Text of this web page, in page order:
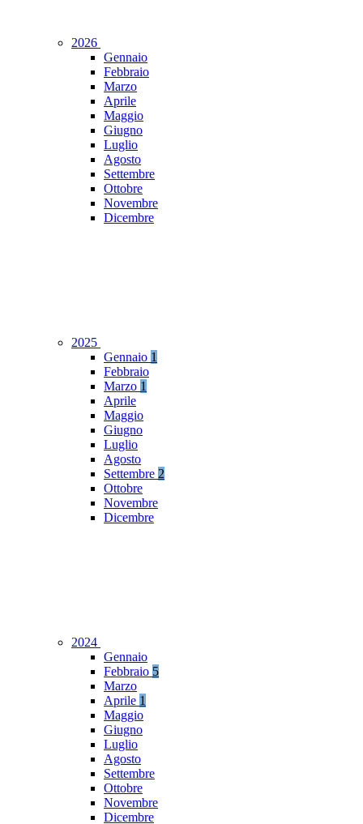
2026
Gennaio
Febbraio
Marzo
Aprile
Maggio
Giugno
Luglio
Agosto
Settembre
Ottobre
Novembre
Dicembre
2025
Gennaio 1
Febbraio
Marzo 1
Aprile
Maggio
Giugno
Luglio
Agosto
Settembre 2
Ottobre
Novembre
Dicembre
2024
Gennaio
Febbraio 5
Marzo
Aprile 1
Maggio
Giugno
Luglio
Agosto
Settembre
Ottobre
Novembre
Dicembre